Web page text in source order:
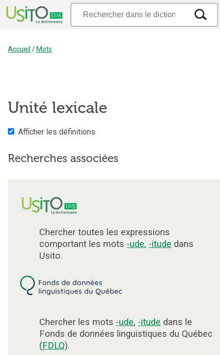
Accueil / Mots
Unité lexicale
Afficher les définitions
Recherches associées
Chercher toutes les expressions
comportant les mots -ude, -itude dans
Usito.
Chercher les mots -ude, -itude dans le
Fonds de données linguistiques du Québec
(FDLQ).